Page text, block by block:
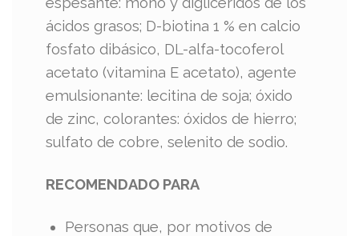
ácidos grasos; D-biotina 1 % en calcio
fosfato dibásico, DL-alfa-tocoferol
acetato (vitamina E acetato), agente
emulsionante: lecitina de soja; óxido
de zinc, colorantes: óxidos de hierro;
sulfato de cobre, selenito de sodio.
RECOMENDADO PARA
​Personas que, por motivos de